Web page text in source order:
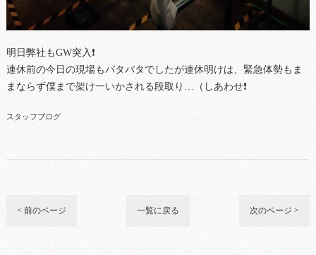
明日弊社もGW突入❗
連休前の今日の現場もバタバタでしたが連休明けは、緊急体勢もま
まならず僕まで架け一いかされる段取り…（しあわせ❗
スタッフブログ
< 前のページ 一覧に戻る 次のページ >